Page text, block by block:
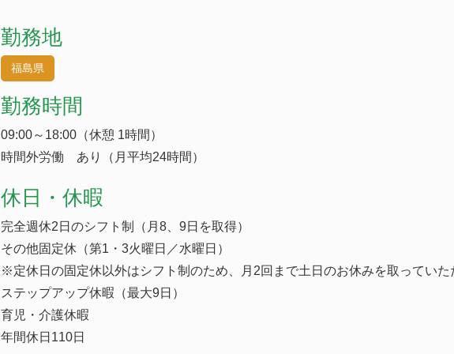
勤務地
福島県
勤務時間
09:00～18:00（休憩 1時間）
時間外労働 あり（月平均24時間）
休日・休暇
完全週休2日のシフト制（月8、9日を取得）
その他固定休（第1・3火曜日／水曜日）
※定休日の固定休以外はシフト制のため、月2回まで土日のお休みを取っていた
ステップアップ休暇（最大9日）
育児・介護休暇
年間休日110日